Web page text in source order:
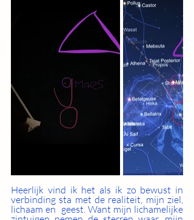
Heerlijk vind ik het als ik zo bewust in
verbinding sta met de realiteit, mijn ziel,
lichaam en  geest. Want mijn lichamelijke